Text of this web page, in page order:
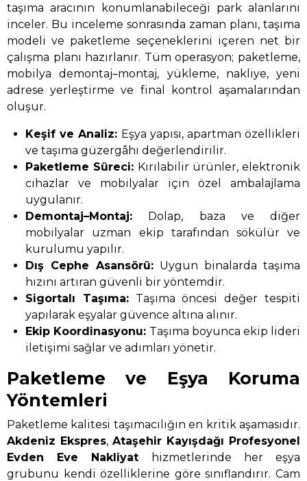
taşıma aracının konumlanabileceği park alanlarını
inceler. Bu inceleme sonrasında zaman planı, taşıma
modeli ve paketleme seçeneklerini içeren net bir
çalışma planı hazırlanır. Tüm operasyon; paketleme,
mobilya demontaj–montaj, yükleme, nakliye, yeni
adrese yerleştirme ve final kontrol aşamalarından
oluşur.
Keşif ve Analiz: Eşya yapısı, apartman özellikleri
ve taşıma güzergâhı değerlendirilir.
Paketleme Süreci: Kırılabilir ürünler, elektronik
cihazlar ve mobilyalar için özel ambalajlama
uygulanır.
Demontaj–Montaj: Dolap, baza ve diğer
mobilyalar uzman ekip tarafından sökülür ve
kurulumu yapılır.
Dış Cephe Asansörü: Uygun binalarda taşıma
hızını artıran güvenli bir yöntemdir.
Sigortalı Taşıma:Taşıma öncesi değer tespiti
yapılarak eşyalar güvence altına alınır.
Ekip Koordinasyonu: Taşıma boyunca ekip lideri
iletişimi sağlar ve adımları yönetir.
Paketleme ve Eşya Koruma
Yöntemleri
Paketleme kalitesi taşımacılığın en kritik aşamasıdır.
Akdeniz Ekspres, Ataşehir Kayışdağı Profesyonel
Evden Eve Nakliyat hizmetlerinde her eşya
grubunu kendi özelliklerine göre sınıflandırır. Cam